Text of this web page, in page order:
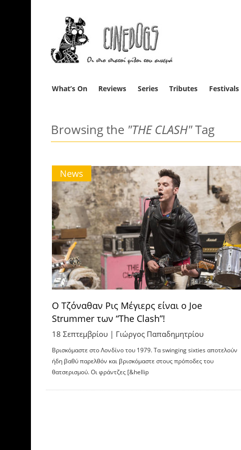
What’s On Reviews Series Tributes Festivals
Browsing the "THE CLASH"Tag
News
Ο Τζόναθαν Ρις Μέγιερς είναι ο Joe
Strummer των “The Clash”!
18 Σεπτεμβρίου | Γιώργος Παπαδημητρίου
Βρισκόμαστε στο Λονδίνο του 1979. Τα swinging sixties αποτελούν
ήδη βαθύ παρελθόν και βρισκόμαστε στους πρόποδες του
θατσερισμού. Οι φράντζες [&hellip